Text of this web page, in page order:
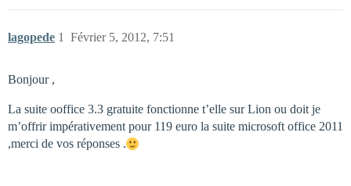
lagopede Février 5, 2012, 7:51
1
Bonjour ,
La suite ooffice 3.3 gratuite fonctionne t’elle sur Lion ou doit je
m’offrir impérativement pour 119 euro la suite microsoft office 2011
,merci de vos réponses .